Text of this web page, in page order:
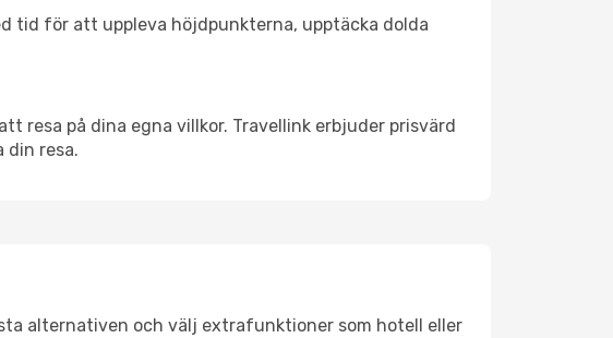
tid för att uppleva höjdpunkterna, upptäcka dolda
resa på dina egna villkor. Travellink erbjuder prisvärd
din resa.
alternativen och välj extrafunktioner som hotell eller